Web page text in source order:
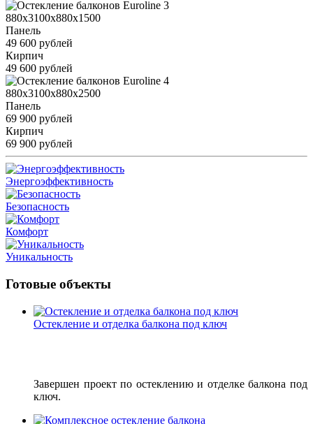
880x3100x880x1500
Панель
49 600 рублей
Кирпич
49 600 рублей
880x3100x880x2500
Панель
69 900 рублей
Кирпич
69 900 рублей
Энергоэффективность
Безопасность
Комфорт
Уникальность
Готовые объекты
Остекление и отделка балкона под ключ
Завершен проект по остеклению и отделке балкона под
ключ.